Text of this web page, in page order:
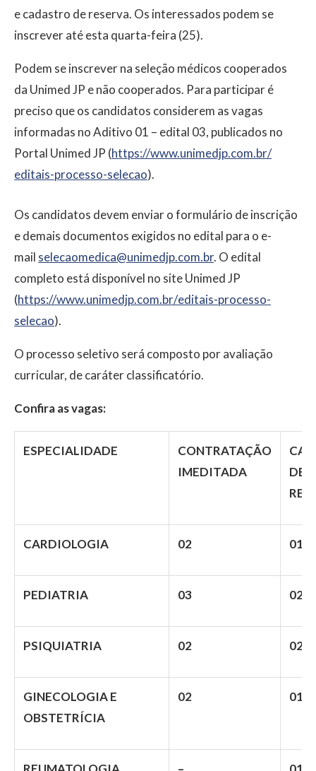
e cadastro de reserva. Os interessados podem se
inscrever até esta quarta-feira (25).
Podem se inscrever na seleção médicos cooperados
da Unimed JP e não cooperados. Para participar é
preciso que os candidatos considerem as vagas
informadas no Aditivo 01 – edital 03, publicados no
Portal Unimed JP (https://www.unimedjp.com.br/
editais-processo-selecao).
Os candidatos devem enviar o formulário de inscrição
e demais documentos exigidos no edital para o e-
mail selecaomedica@unimedjp.com.br. O edital
completo está disponível no site Unimed JP
(https://www.unimedjp.com.br/editais-processo-
selecao).
O processo seletivo será composto por avaliação
curricular, de caráter classificatório.
Confira as vagas:
ESPECIALIDADE
CONTRATAÇÃO
IMEDITADA
DE
CARDIOLOGIA 02 01
PEDIATRIA 03 02
PSIQUIATRIA 02 02
GINECOLOGIA E
OBSTETRÍCIA
02 01